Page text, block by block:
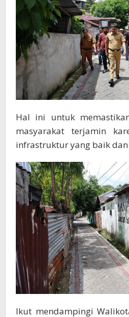
Hal ini untuk
masyarakat terjamin
infrastruktur yang baik
Ikut mendampingi